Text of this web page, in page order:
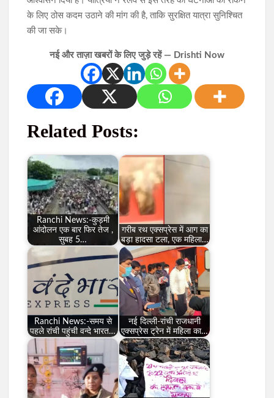
के लिए ठोस कदम उठाने की मांग की है, ताकि सुरक्षित यात्रा सुनिश्चित
की जा सके।
नई और ताज़ा खबरों के लिए जुड़े रहें — Drishti Now
Related Posts:
Ranchi News:-कुड़मी
आंदोलन एक बार फिर तेज ,
सुबह 5…
गरीब रथ एक्सप्रेस में आग का
बड़ा हादसा टला, एक महिला…
Ranchi News:-समय से
पहले रांची पहुंची वन्दे भारत…
नई दिल्ली-रांची राजधानी
एक्सप्रेस ट्रेन में महिला का…